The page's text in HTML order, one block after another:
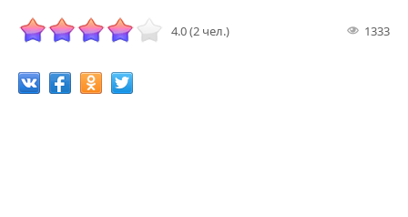
4.0 (2 чел.) 1333